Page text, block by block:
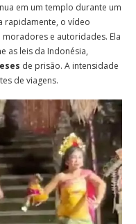
em um templo durante um
rapidamente, o vídeo
e autoridades. Ela
as leis da Indonésia,
de prisão. A intensidade
de viagens.